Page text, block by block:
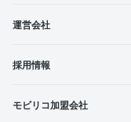
運営会社
採用情報
モビリコ加盟会社